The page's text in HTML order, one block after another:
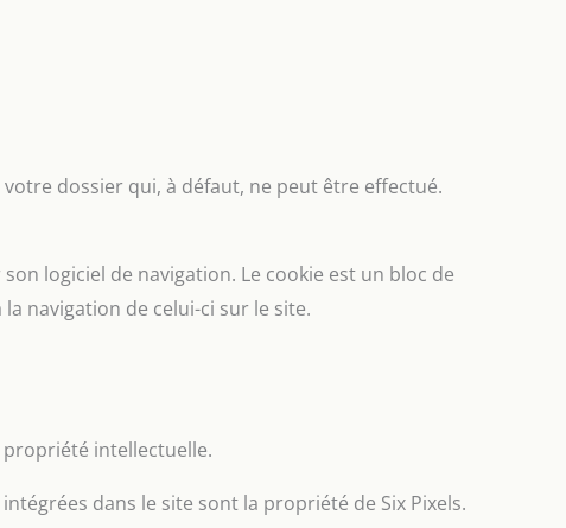
dossier qui, à défaut, ne peut être effectué.
logiciel de navigation. Le cookie est un bloc de
navigation de celui-ci sur le site.
propriété intellectuelle.
dans le site sont la propriété de Six Pixels.